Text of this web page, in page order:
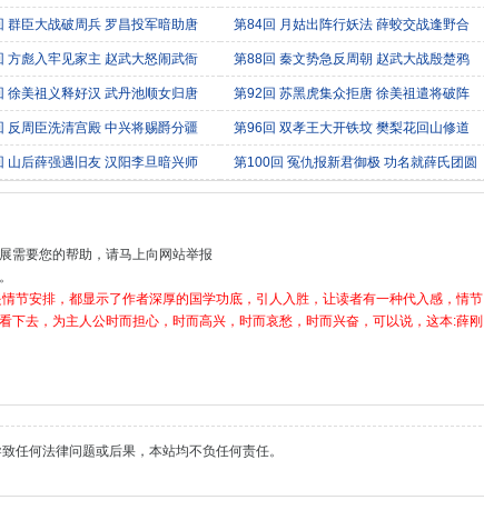
群臣大战破周兵 罗昌投军暗助唐 第84回 月姑出阵行妖法 薛蛟交战逢野合
方彪入牢见家主 赵武大怒闹武衙 第88回 秦文势急反周朝 赵武大战殷楚鸦
徐美祖义释好汉 武丹池顺女归唐 第92回 苏黑虎集众拒唐 徐美祖遣将破阵
反周臣洗清宫殿 中兴将赐爵分疆 第96回 双孝王大开铁坟 樊梨花回山修道
山后薛强遇旧友 汉阳李旦暗兴师 第100回 冤仇报新君御极 功名就薛氏团圆
需要您的帮助，请马上向网站举报
节安排，都显示了作者深厚的国学功底，引人入胜，让读者有一种代入感，情节
去，为主人公时而担心，时而高兴，时而哀愁，时而兴奋，可以说，这本:薛刚
任何法律问题或后果，本站均不负任何责任。